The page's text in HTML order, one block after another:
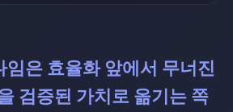
은 효율화 앞에서 무너진
검증된 가치로 옮기는 쪽